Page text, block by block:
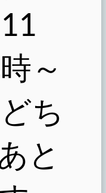
～
ち
と